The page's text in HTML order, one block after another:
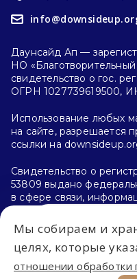
Впервые
С чего начать?
Даунсайд Ап —
НО
свидетельство о гос.
ОГРН 1027739619500,
Использование любых
на сайте, разрешается
ссылки на
Свидетельство о
53809 выдано
в сфере связи,
и массовых
26.04.2013 г.
Политика
Мы собираем и
целях, которые
отношении обработки